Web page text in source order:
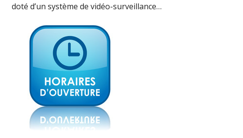
doté d’un système de vidéo-surveillance